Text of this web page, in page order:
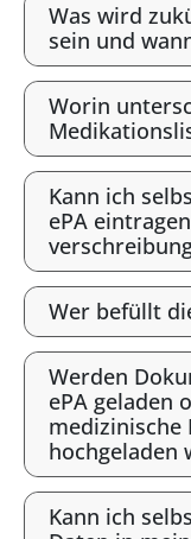
Was wird
sein und
Worin
Kann ich
ePA
Wer befüllt
Werden
ePA geladen
medizinische
hochgeladen
Kann ich